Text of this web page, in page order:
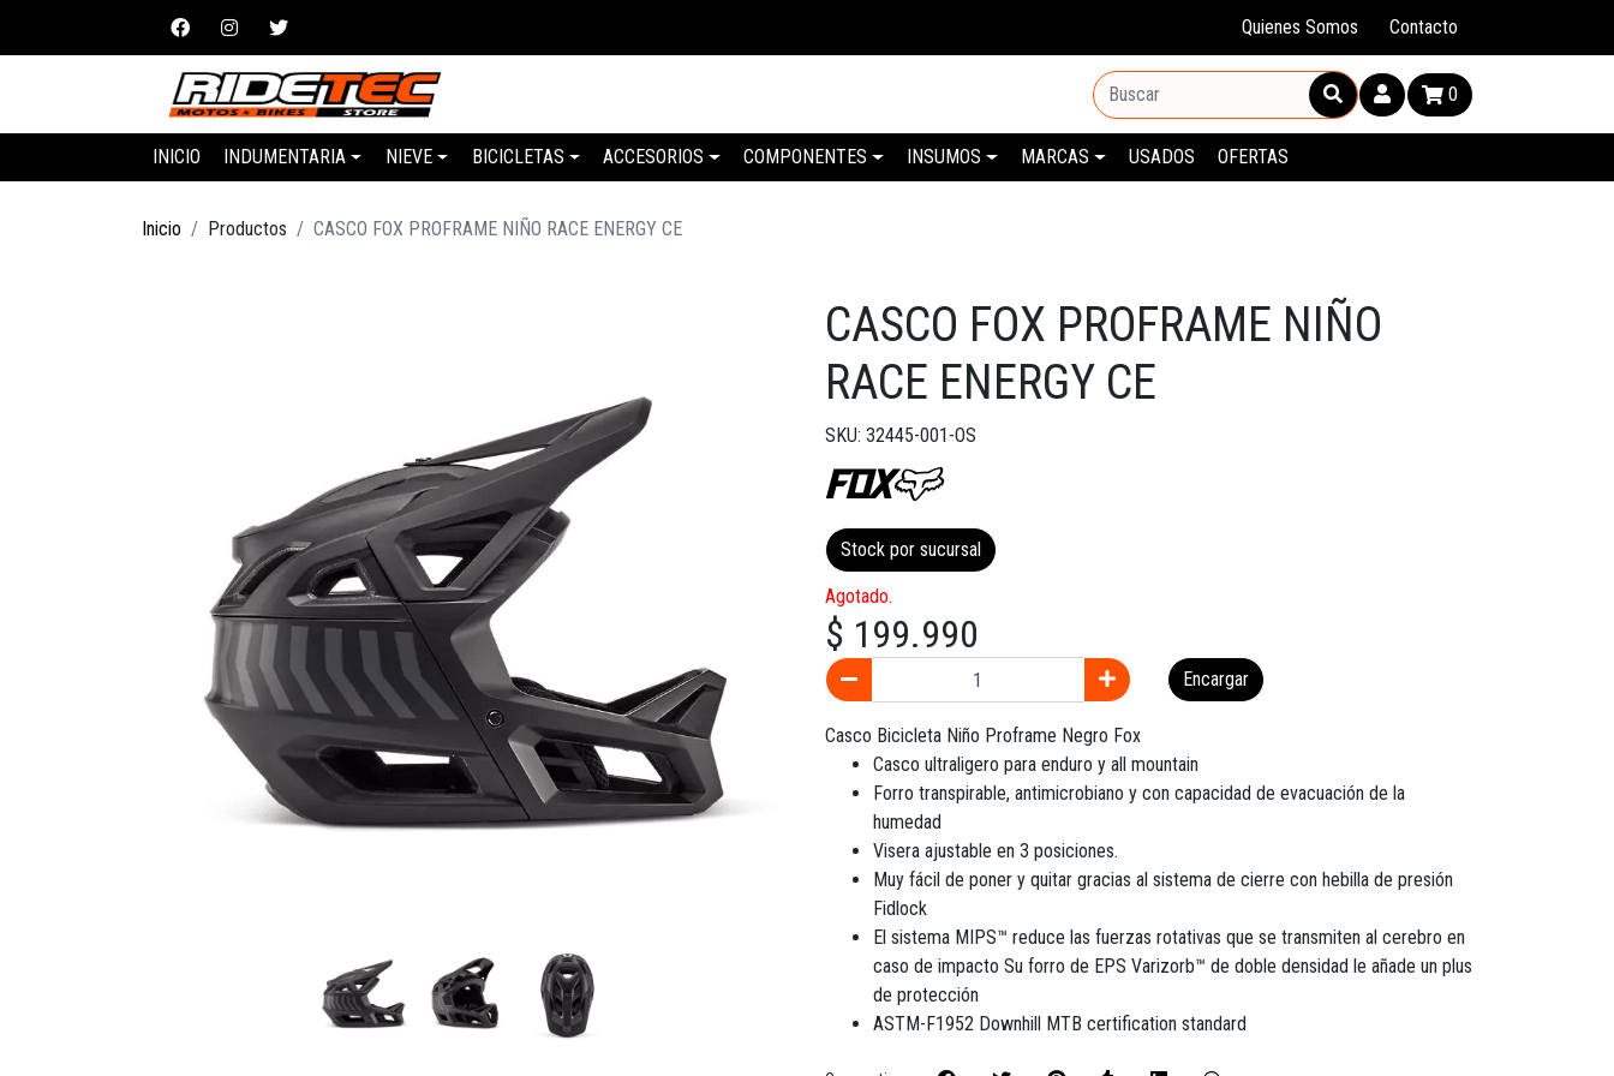
Quienes Somos Contacto
0
INICIO INDUMENTARIA NIEVE BICICLETAS ACCESORIOS COMPONENTES INSUMOS MARCAS USADOS OFERTAS
Inicio Productos CASCO FOX PROFRAME NIÑO RACE ENERGY CE
CASCO FOX PROFRAME NIÑO
RACE ENERGY CE
SKU: 32445-001-OS
Stock por sucursal
Agotado.
$ 199.990
Encargar
Casco Bicicleta Niño Proframe Negro Fox
Casco ultraligero para enduro y all mountain
Forro transpirable, antimicrobiano y con capacidad de evacuación de la
humedad
Visera ajustable en 3 posiciones.
Muy fácil de poner y quitar gracias al sistema de cierre con hebilla de presión
Fidlock
El sistema MIPS™ reduce las fuerzas rotativas que se transmiten al cerebro en
caso de impacto Su forro de EPS Varizorb™ de doble densidad le añade un plus
de protección
ASTM-F1952 Downhill MTB certification standard